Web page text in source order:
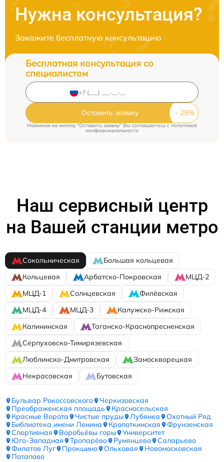
Нужна консультация?
Закажите бесплатную консультацию
Бесплатная консультация со
специалистом
Оставить заявку
Нажимая на кнопку "Оставить заявку" Вы соглашаетесь c политикой
конфиденциальности
Наш сервисный центр
на Вашей станции метро
Сокольническая
Большая кольцевая
Кольцевая
Арбатско-Покровская
МЦД-2
МЦД-1
Солнцевская
Филёвская
МЦД-4
МЦД-3
Калужско-Рижская
Калининская
Таганско-Краснопресненская
Серпуховско-Тимирязевская
Люблинско-Дмитровская
Замоскворецкая
Некрасовская
Бутовская
Бульвар Рокоссовского
Черкизовская
Преображенская площадь
Красносельская
Красные Ворота
Чистые пруды Лубянка
Охотный Ряд
Библиотека имени Ленина
Кропоткинская
Фрунзенская
Спортивная
Воробьёвы горы
Университет
Юго-Западная
Тропарёво Румянцево
Саларьево
Филатов Луг
Прокшино Ольховая
Новомосковская
Потапово